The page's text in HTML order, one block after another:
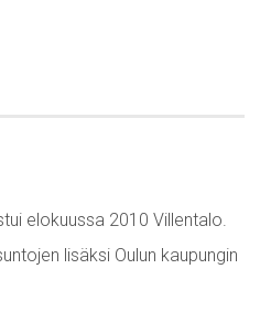
elokuussa 2010 Villentalo.
lisäksi Oulun kaupungin